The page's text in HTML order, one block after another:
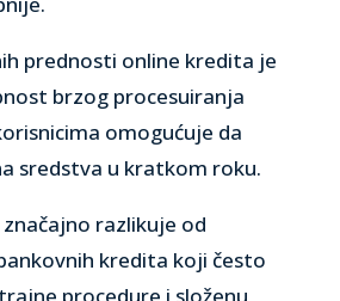
prednosti online kredita je
brzog procesuiranja
omogućuje da
sredstva u kratkom roku.
razlikuje od
kredita koji često